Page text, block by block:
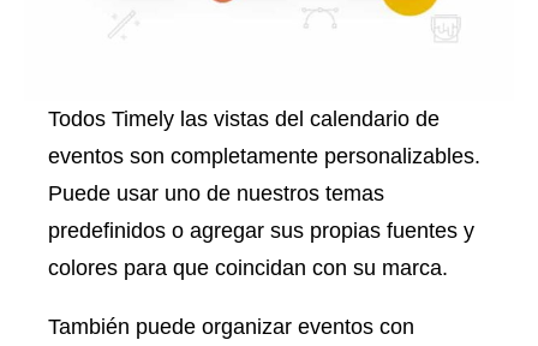
Todos Timely las vistas del calendario de
eventos son completamente personalizables.
Puede usar uno de nuestros temas
predefinidos o agregar sus propias fuentes y
colores para que coincidan con su marca.
También puede organizar eventos con